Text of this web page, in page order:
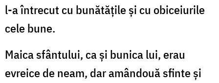
l-a întrecut cu bunătățile și cu obiceiurile
cele bune.
Maica sfântului, ca și bunica lui, erau
evreice de neam, dar amândouă sfinte și